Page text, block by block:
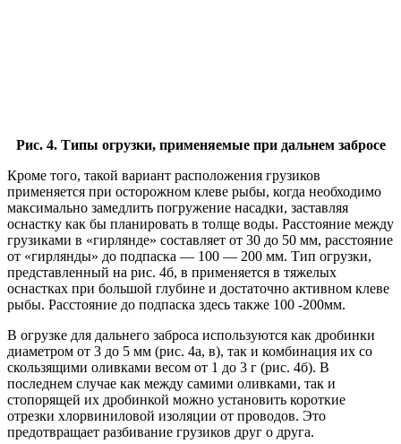
Рис. 4. Типы огрузки, применяемые при дальнем забросе
Кроме того, такой вариант расположения грузиков
применяется при осторожном клеве рыбы, когда необходимо
максимально замедлить погружение насадки, заставляя
оснастку как бы планировать в толще воды. Расстояние между
грузиками в «гирлянде» составляет от 30 до 50 мм, расстояние
от «гирлянды» до подпаска — 100 — 200 мм. Тип огрузки,
представленный на рис. 4б, в применяется в тяжелых
оснастках при большой глубине и достаточно активном клеве
рыбы. Расстояние до подпаска здесь также 100 -200мм.
В огрузке для дальнего заброса используются как дробинки
диаметром от 3 до 5 мм (рис. 4а, в), так и комбинация их со
скользящими оливками весом от 1 до 3 г (рис. 4б). В
последнем случае как между самими оливками, так и
стопорящей их дробинкой можно установить короткие
отрезки хлорвиниловой изоляции от проводов. Это
предотвращает разбивание грузиков друг о друга.